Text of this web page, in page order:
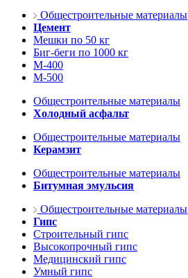
Общестроительные материалы
Цемент
Мешки по 50 кг
Биг-беги по 1000 кг
М-400
М-500
Общестроительные материалы
Холодный асфальт
Общестроительные материалы
Керамзит
Общестроительные материалы
Битумная эмульсия
Общестроительные материалы
Гипс
Строительный гипс
Высокопрочный гипс
Медицинский гипс
Умный гипс